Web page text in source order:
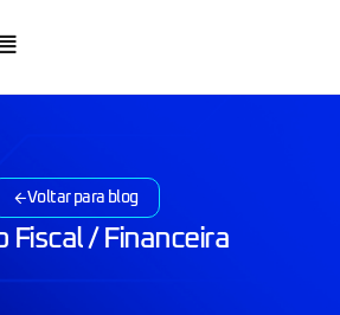
Voltar para blog
Fiscal / Financeira